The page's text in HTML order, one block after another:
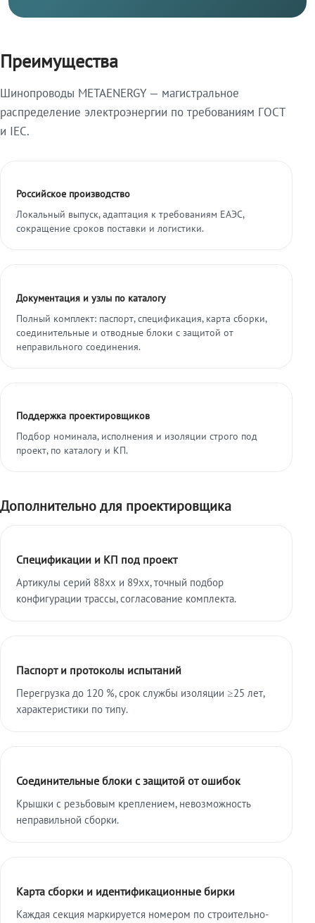
Преимущества
Шинопроводы METAENERGY — магистральное
распределение электроэнергии по требованиям ГОСТ
и IEC.
Российское производство
Локальный выпуск, адаптация к требованиям ЕАЭС,
сокращение сроков поставки и логистики.
Документация и узлы по каталогу
Полный комплект: паспорт, спецификация, карта сборки,
соединительные и отводные блоки с защитой от
неправильного соединения.
Поддержка проектировщиков
Подбор номинала, исполнения и изоляции строго под
проект, по каталогу и КП.
Дополнительно для проектировщика
Спецификации и КП под проект
Артикулы серий 88xx и 89xx, точный подбор
конфигурации трассы, согласование комплекта.
Паспорт и протоколы испытаний
Перегрузка до 120 %, срок службы изоляции ≥25 лет,
характеристики по типу.
Соединительные блоки с защитой от ошибок
Крышки с резьбовым креплением, невозможность
неправильной сборки.
Карта сборки и идентификационные бирки
Каждая секция маркируется номером по строительно-